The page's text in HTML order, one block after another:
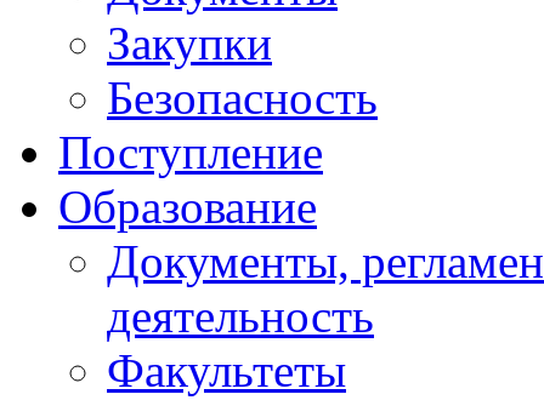
Закупки
Безопасность
Поступление
Образование
Документы,
деятельность
Факультеты